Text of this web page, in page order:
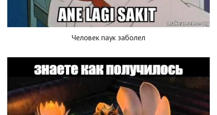
Человек паук заболел